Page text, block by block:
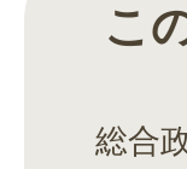
こ
総合